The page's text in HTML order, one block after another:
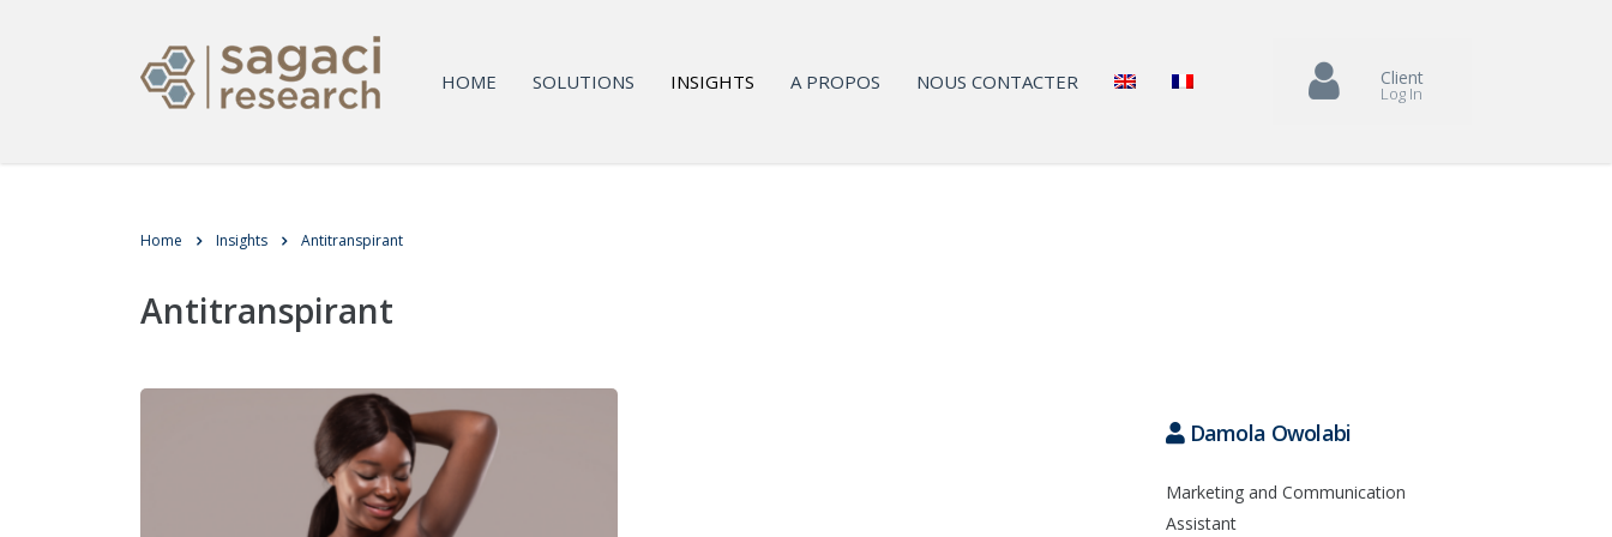
HOME SOLUTIONS INSIGHTS A PROPOS NOUS CONTACTER Client
Log In
Home Insights Antitranspirant
Antitranspirant
Damola Owolabi
Marketing and Communication
Assistant